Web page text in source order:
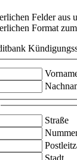
Felder aus
Format
Straße
Stadt